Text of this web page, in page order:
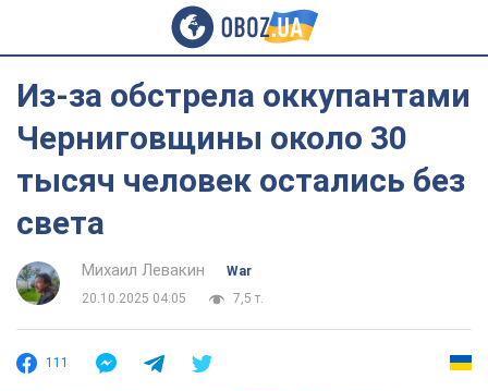
Из-за обстрела оккупантами
Черниговщины около 30
тысяч человек остались без
света
Михаил Левакин
War
20.10.2025 04:05
7,5 т.
111